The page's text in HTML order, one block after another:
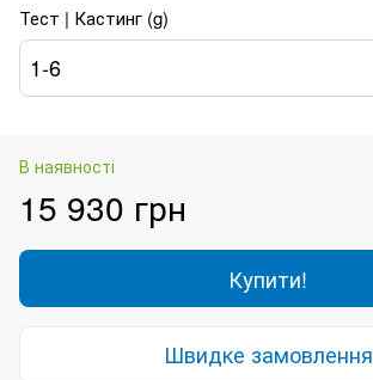
Тест | Кастинг (g)
1-6
В наявності
15 930 грн
Купити!
Швидке замовлення